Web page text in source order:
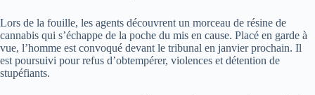
Lors de la fouille, les agents découvrent un morceau de résine de
cannabis qui s’échappe de la poche du mis en cause. Placé en garde à
vue, l’homme est convoqué devant le tribunal en janvier prochain. Il
est poursuivi pour refus d’obtempérer, violences et détention de
stupéfiants.